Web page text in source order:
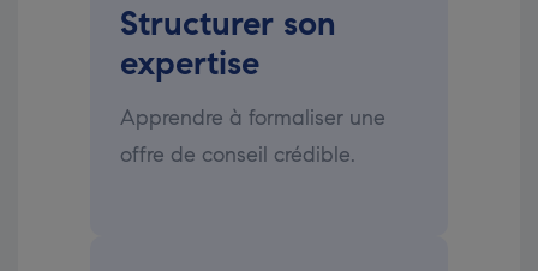
Structurer son
expertise
Apprendre à formaliser une
offre de conseil crédible.